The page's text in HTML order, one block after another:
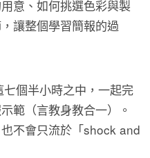
意、如何挑選色彩與製
讓整個學習簡報的過
個半小時之中，一起完
範（言教身教合一）。
不會只流於「shock and